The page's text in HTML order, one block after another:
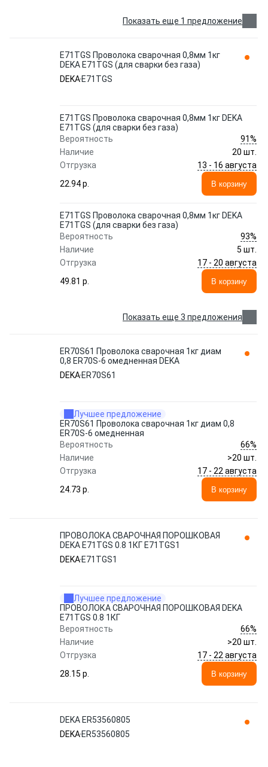
Показать еще 1 предложение
E71TGS Проволока сварочная 0,8мм 1кг
DEKA E71TGS (для сварки без газа)
DEKA E71TGS
E71TGS Проволока сварочная 0,8мм 1кг DEKA
E71TGS (для сварки без газа)
Вероятность
91%
Наличие
20 шт.
Отгрузка
13 - 16 августа
22.94 p.
В корзину
E71TGS Проволока сварочная 0,8мм 1кг DEKA
E71TGS (для сварки без газа)
Вероятность
93%
Наличие
5 шт.
Отгрузка
17 - 20 августа
49.81 p.
В корзину
Показать еще 3 предложения
ER70S61 Проволока сварочная 1кг диам
0,8 ER70S-6 омедненная DEKA
DEKA ER70S61
Лучшее предложение
ER70S61 Проволока сварочная 1кг диам 0,8
ER70S-6 омедненная
Вероятность
66%
Наличие
>20 шт.
Отгрузка
17 - 22 августа
24.73 p.
В корзину
ПРОВОЛОКА СВАРОЧНАЯ ПОРОШКОВАЯ
DEKA E71TGS 0.8 1КГ E71TGS1
DEKA E71TGS1
Лучшее предложение
ПРОВОЛОКА СВАРОЧНАЯ ПОРОШКОВАЯ DEKA
E71TGS 0.8 1КГ
Вероятность
66%
Наличие
>20 шт.
Отгрузка
17 - 22 августа
28.15 p.
В корзину
DEKA ER53560805
DEKA ER53560805